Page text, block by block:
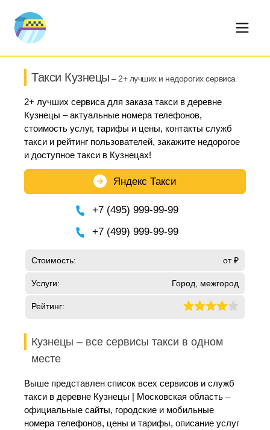
Такси Кузнецы – 2+ лучших и недорогих сервиса
2+ лучших сервиса для заказа такси в деревне
Кузнецы – актуальные номера телефонов,
стоимость услуг, тарифы и цены, контакты служб
такси и рейтинг пользователей, закажите недорогое
и доступное такси в Кузнецах!
Яндекс Такси
+7 (495) 999-99-99
+7 (499) 999-99-99
Стоимость: от ₽
Услуги: Город, межгород
Рейтинг:
Кузнецы – все сервисы такси в одном
месте
Выше представлен список всех сервисов и служб
такси в деревне Кузнецы | Московская область –
официальные сайты, городские и мобильные
номера телефонов, цены и тарифы, описание услуг